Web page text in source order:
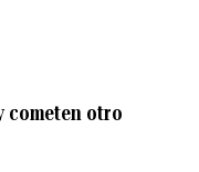
cometen otro